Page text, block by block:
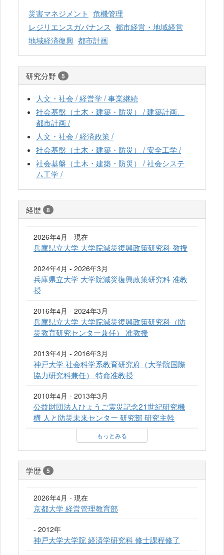
災害マネジメント 危機管理
レジリエンスガバナンス 都市経営・地域経営
地域経済復興 都市計画
研究分野 5
人文・社会 / 経営学 / 事業継続
社会基盤（土木・建築・防災） / 建築計画、
都市計画 /
人文・社会 / 経済政策 /
社会基盤（土木・建築・防災） / 安全工学 /
社会基盤（土木・建築・防災） / 社会システ
ム工学 /
経歴 8
2026年4月 - 現在
兵庫県立大学 大学院減災復興政策研究科 教授
2024年4月 - 2026年3月
兵庫県立大学 大学院減災復興政策研究科 准教
授
2016年4月 - 2024年3月
兵庫県立大学 大学院減災復興政策研究科（防
災教育研究センター兼任） 准教授
2013年4月 - 2016年3月
神戸大学 社会科学系教育研究府（大学院国際
協力研究科兼任） 特命准教授
2010年4月 - 2013年3月
公益財団法人ひょうご震災記念21世紀研究機
構 人と防災未来センター 研究部 研究主幹
もっとみる
学歴 5
2026年4月 - 現在
京都大学 経営管理教育部
- 2012年
神戸大学大学院 経済学研究科 修士課程修了